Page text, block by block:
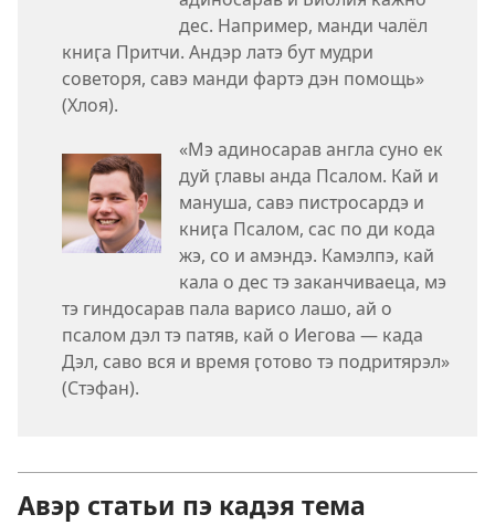
дес. Например, манди чалёл
книӷа Притчи. Андэр латэ бут мудри
советоря, савэ манди фартэ дэн помощь»
(Хлоя).
«Мэ адиносарав англа суно ек
дуй ӷлавы анда Псалом. Кай и
мануша, савэ пистросардэ и
книӷа Псалом, сас по ди кода
жэ, со и амэндэ. Камэлпэ, кай
кала о дес тэ заканчиваеца, мэ
тэ гиндосарав пала варисо лашо, ай о
псалом дэл тэ патяв, кай о Иегова — када
Дэл, саво вся и время ӷотово тэ подритярэл»
(Стэфан).
Авэр статьи пэ кадэя тема